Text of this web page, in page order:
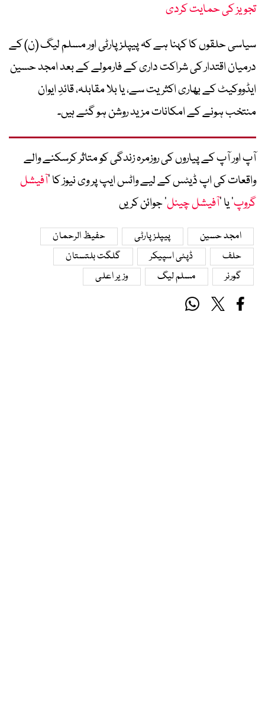
تجویز کی حمایت کردی
سیاسی حلقوں کا کہنا ہے کہ پیپلز پارٹی اور مسلم لیگ (ن) کے
درمیان اقتدار کی شراکت داری کے فارمولے کے بعد امجد حسین
ایڈووکیٹ کے بھاری اکثریت سے، یا بلا مقابلہ، قائدِ ایوان
منتخب ہونے کے امکانات مزید روشن ہو گئے ہیں۔
آپ اور آپ کے پیاروں کی روزمرہ زندگی کو متاثر کرسکنے والے
واقعات کی اپ ڈیٹس کے لیے واٹس ایپ پر وی نیوز کا ’آفیشل
گروپ‘ یا ’آفیشل چینل‘ جوائن کریں
امجد حسین پیپلز پارٹی
حفیظ الرحمان
حلف
ڈپٹی اسپیکر
گلگت بلتستان
گورنر
مسلم لیگ وزیر اعلی